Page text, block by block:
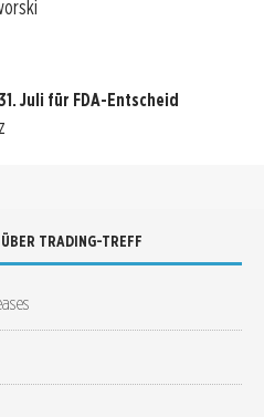
Juli für FDA-Entscheid
TRADING-TREFF